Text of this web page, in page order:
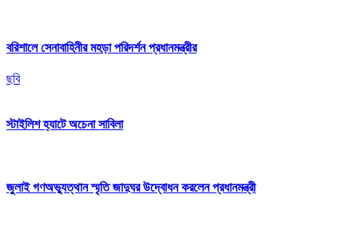
বরিশালে সেনাবাহিনীর মহড়া পরিদর্শন প্রধানমন্ত্রীর
ছবি
স্টাইলিশ হ্যাটে অচেনা সাবিলা
জুলাই গণঅভ্যুত্থান স্মৃতি জাদুঘর উদ্বোধন করলেন প্রধানমন্ত্রী